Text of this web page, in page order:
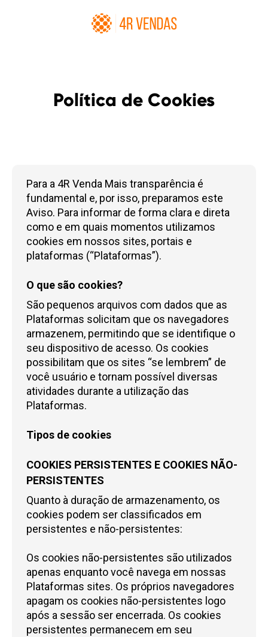
Política de Cookies
Para a 4R Venda Mais transparência é
fundamental e, por isso, preparamos este
Aviso. Para informar de forma clara e direta
como e em quais momentos utilizamos
cookies em nossos sites, portais e
plataformas (“Plataformas”).
O que são cookies?
São pequenos arquivos com dados que as
Plataformas solicitam que os navegadores
armazenem, permitindo que se identifique o
seu dispositivo de acesso. Os cookies
possibilitam que os sites “se lembrem” de
você usuário e tornam possível diversas
atividades durante a utilização das
Plataformas.
Tipos de cookies
COOKIES PERSISTENTES E COOKIES NÃO-
PERSISTENTES
Quanto à duração de armazenamento, os
cookies podem ser classificados em
persistentes e não-persistentes:
Os cookies não-persistentes são utilizados
apenas enquanto você navega em nossas
Plataformas sites. Os próprios navegadores
apagam os cookies não-persistentes logo
após a sessão ser encerrada. Os cookies
persistentes permanecem em seu